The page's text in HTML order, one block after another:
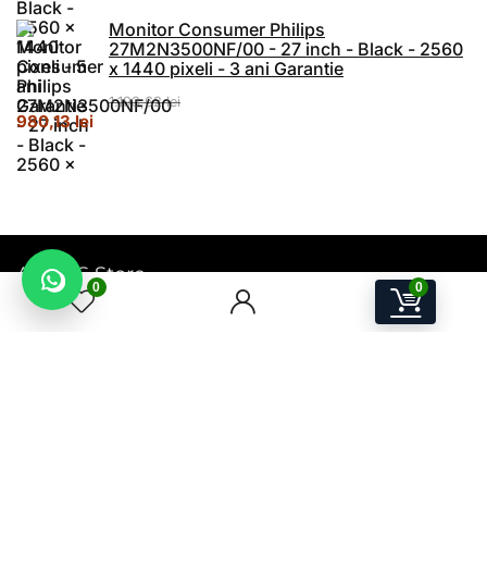
0 0
Monitor Consumer Philips
27M2N3500NF/00 - 27 inch - Black - 2560
x 1440 pixeli - 3 ani Garantie
1.193,62lei
Prețul inițial a fost: 1.193,62 lei.
980,13leiPrețul curent este: 980,13 lei.
A.W.P.S Store
Electronice, IT & Device-uri Smart pentru acasă și birou